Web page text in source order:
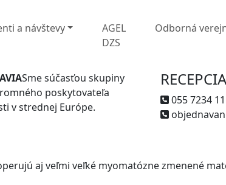
a návštevy
AGEL
DZS
Odborná
Sme súčasťou skupiny
poskytovateľa
v strednej Európe.
RECEPCIA
055 7234
aj veľmi veľké myomatózne zmenené